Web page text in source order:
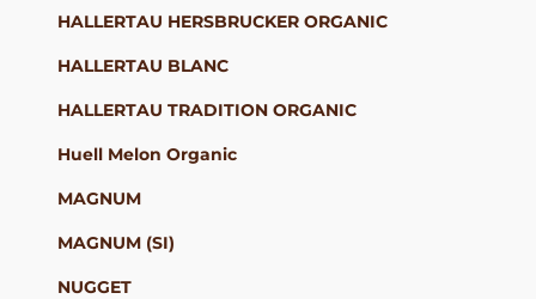
HALLERTAU HERSBRUCKER ORGANIC
HALLERTAU BLANC
HALLERTAU TRADITION ORGANIC
Huell Melon Organic
MAGNUM
MAGNUM (SI)
NUGGET